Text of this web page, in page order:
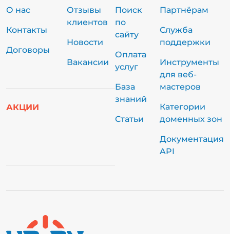
О нас
Контакты
Договоры
Отзывы
клиентов
Новости
Вакансии
АКЦИИ
Поиск
по
сайту
Оплата
услуг
База
знаний
Статьи
Партнёрам
Служба
поддержки
Инструменты
для веб-
мастеров
Категории
доменных зон
Документация
API